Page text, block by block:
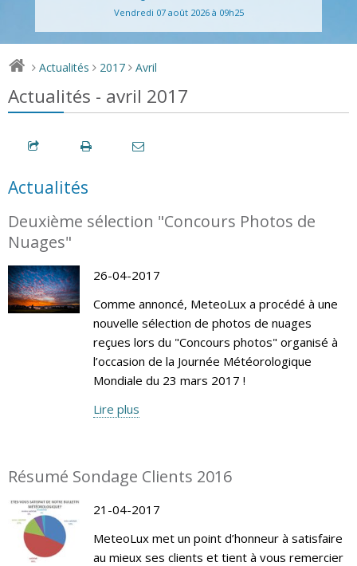
Vendredi 07 août 2026 à 09h25
> Actualités > 2017 > Avril
Actualités - avril 2017
Actualités
Deuxième sélection "Concours Photos de
Nuages"
26-04-2017
Comme annoncé, MeteoLux a procédé à une
nouvelle sélection de photos de nuages
reçues lors du "Concours photos" organisé à
l’occasion de la Journée Météorologique
Mondiale du 23 mars 2017 !
Lire plus
Résumé Sondage Clients 2016
21-04-2017
MeteoLux met un point d’honneur à satisfaire
au mieux ses clients et tient à vous remercier